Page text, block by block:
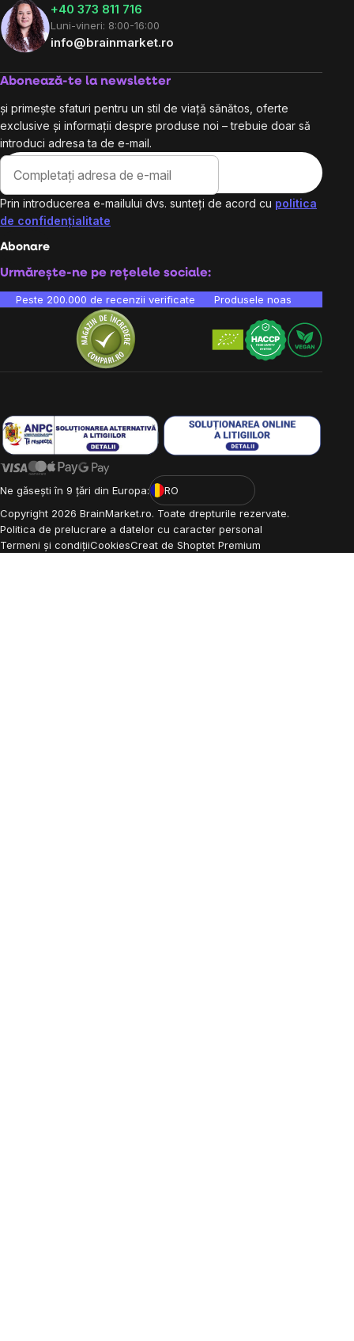
+40 373 811 716
Luni-vineri: 8:00-16:00
info@brainmarket.ro
Abonează-te la newsletter
și primește sfaturi pentru un stil de viață sănătos, oferte
exclusive și informații despre produse noi – trebuie doar să
introduci adresa ta de e-mail.
Prin introducerea e-mailului dvs. sunteți de acord cu politica
de confidențialitate
Abonare
Urmărește-ne pe rețelele sociale:
Peste 200.000 de recenzii verificate Produsele noastre sunt
Ne găsești în 9 țări din Europa:
RO
Copyright 2026 BrainMarket.ro. Toate drepturile rezervate.
Politica de prelucrare a datelor cu caracter personal
Termeni și condițiiCookiesCreat de Shoptet Premium